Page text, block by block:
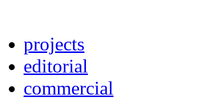
projects
editorial
commercial